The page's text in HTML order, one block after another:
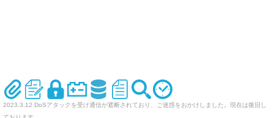
2023.3.12 DoSアタックを受け通信が遮断されており、ご迷惑をおかけしました。現在は復旧し